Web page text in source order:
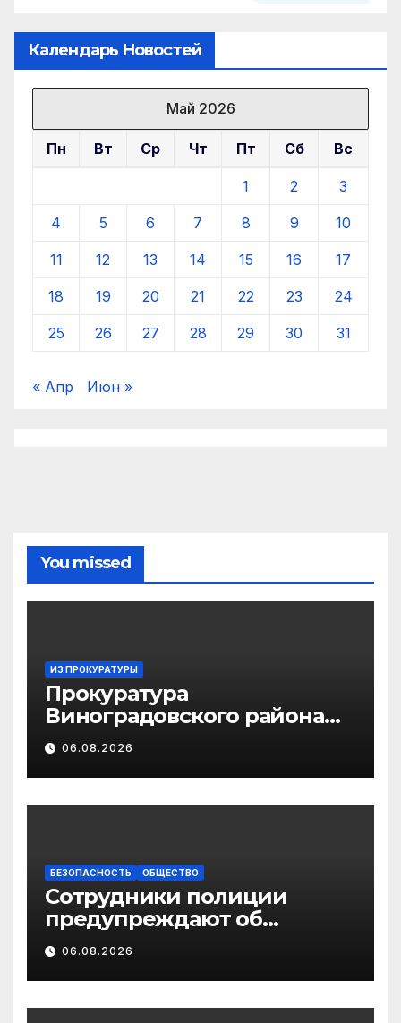
Календарь Новостей
Май 2026
Пн Вт Ср Чт Пт Сб Вс
1 2 3
4 5 6 7 8 9 10
11 12 13 14 15 16 17
18 19 20 21 22 23 24
25 26 27 28 29 30 31
« Апр Июн »
You missed
ИЗ ПРОКУРАТУРЫ
Прокуратура
Виноградовского района
информирует об
изменениях
законодательства в сфере
государственной
работников
06.08.2026
БЕЗОПАСНОСТЬ ОБЩЕСТВО
Сотрудники полиции
предупреждают об
участившихся случаях
мошенничества в
отношении родственников
участников СВО
06.08.2026